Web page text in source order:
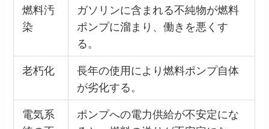
燃料汚
染
ガソリンに含まれる不純物が燃料
ポンプに溜まり、働きを悪くす
る。
老朽化
長年の使用により燃料ポンプ自体
が劣化する。
電気系
ポンプへの電力供給が不安定にな